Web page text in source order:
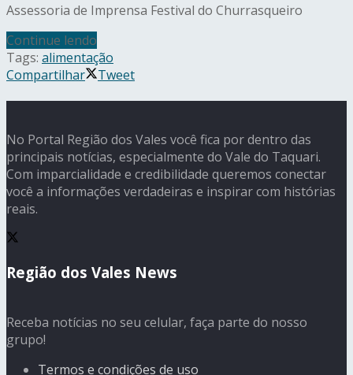
Assessoria de Imprensa Festival do Churrasqueiro
Continue lendo
Tags: alimentação
Compartilhar
Tweet
No Portal Região dos Vales você fica por dentro das
principais notícias, especialmente do Vale do Taquari.
Com imparcialidade e credibilidade queremos conectar
você a informações verdadeiras e inspirar com histórias
reais.
Região dos Vales News
Receba notícias no seu celular, faça parte do nosso
grupo!
Termos e condições de uso